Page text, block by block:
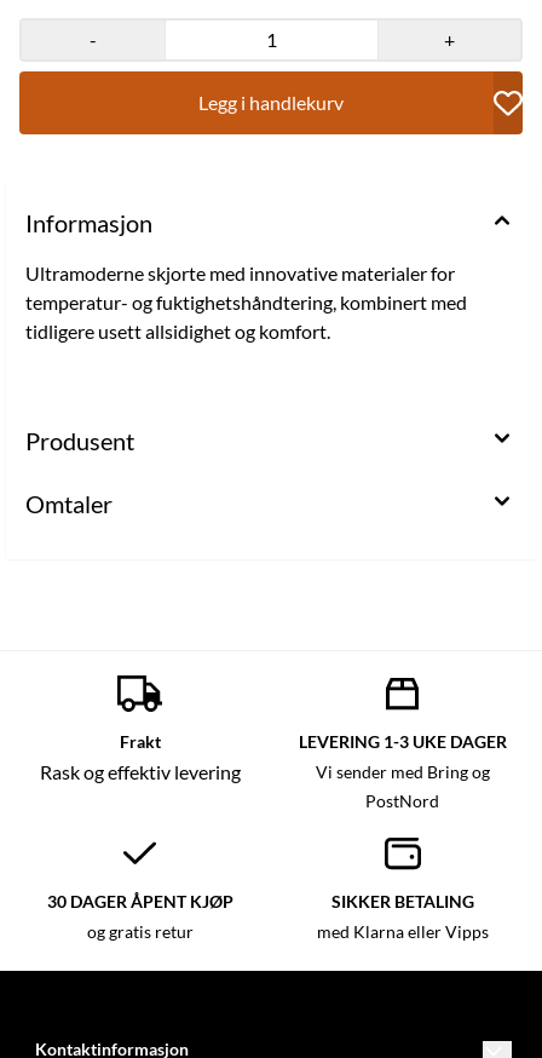
- +
Legg i handlekurv
Informasjon
Ultramoderne skjorte med innovative materialer for
temperatur- og fuktighetshåndtering, kombinert med
tidligere usett allsidighet og komfort.
Produsent
Omtaler
Frakt
Rask og effektiv levering
LEVERING 1-3 UKE DAGER
Vi sender med Bring og
PostNord
30 DAGER ÅPENT KJØP
og gratis retur
SIKKER BETALING
med Klarna eller Vipps
Kontaktinformasjon